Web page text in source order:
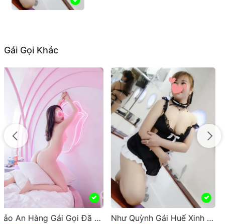
Gái Gọi Khác
Như Quỳnh Gái Huế Xinh Đẹp Đã Kiểm Đinh Xác Minh Hàng Thật Ảnh Thật
Bé my gái gọi xinh xuất sắc xứ sở miền trung huế